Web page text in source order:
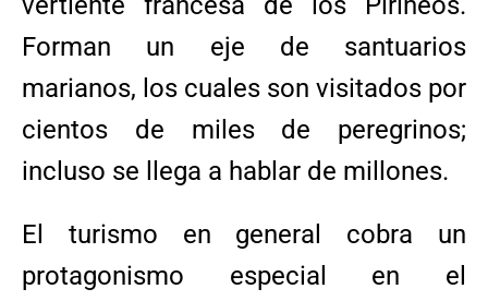
Forman un eje de santuarios
marianos, los cuales son visitados por
cientos de miles de peregrinos;
incluso se llega a hablar de millones.
El turismo en general cobra un
protagonismo especial en el